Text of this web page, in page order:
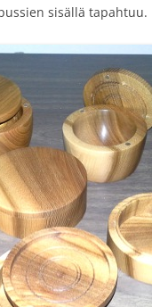
sisällä tapahtuu.